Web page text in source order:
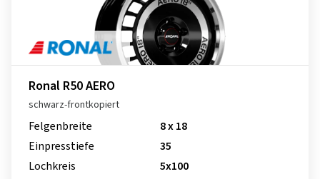
Ronal R50 AERO
schwarz-frontkopiert
Felgenbreite
8 x 18
Einpresstiefe
35
Lochkreis
5x100